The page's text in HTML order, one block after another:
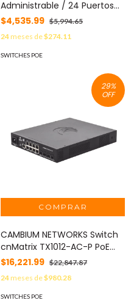
Administrable / 24 Puertos
10/100 Mbps PoE+ / 1 Puerto
10/100/1000 Mbps + 1 Puerto
SFP Uplink / PoE hasta 250
metros / 230 W MOD: DS-
$4,535.99 $5,994.65
24meses de$274.11
SWITCHES POE
29%
OFF
CAMBIUM NETWORKS Switch
cnMatrix TX1012-AC-P PoE
Ideal para WISP / 8 Puertos
Gigabit PoE + 4 SFP+ / PoE
Budget 200W /Capa 2 y
Capa 3 / Gestión Gratuita
$16,221.99 $22,847.87
24meses de$980.28
SWITCHES POE